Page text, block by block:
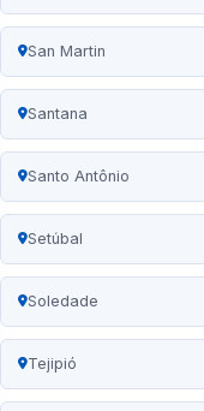
San Martin
Santana
Santo Antônio
Setúbal
Soledade
Tejipió